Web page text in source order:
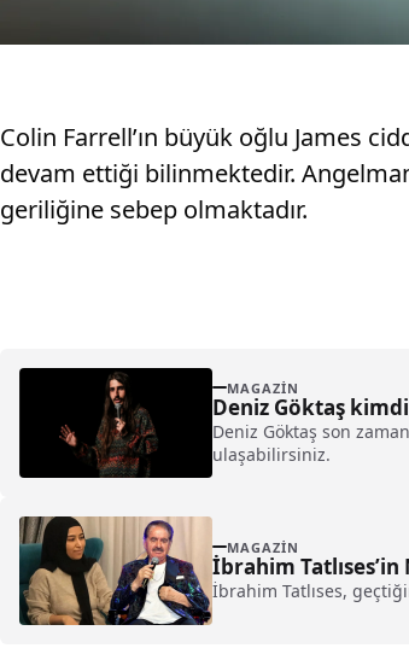
Colin Farrell’ın büyük oğlu James
devam ettiği bilinmektedir.
geriliğine sebep olmaktadır.
MAGAZIN
Deniz Göktaş
Deniz Göktaş son
ulaşabilirsiniz.
MAGAZIN
İbrahim Tatlıses’in
İbrahim Tatlıses,